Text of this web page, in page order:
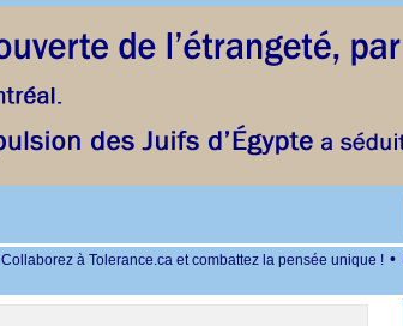
Collaborez à Tolerance.ca et combattez la pensée unique ! •